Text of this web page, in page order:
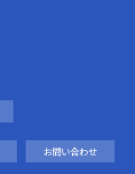
お問い合わせ